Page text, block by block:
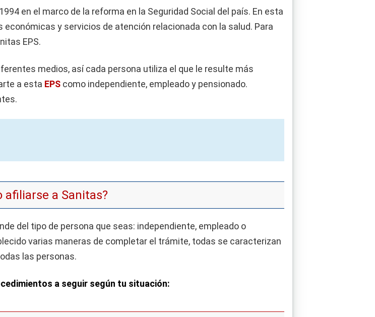
en el marco de la reforma en la Seguridad Social del país. En esta
y servicios de atención relacionada con la salud. Para
EPS.
medios, así cada persona utiliza el que le resulte más
a esta EPS como independiente, empleado y pensionado.
afiliarse a Sanitas?
del tipo de persona que seas: independiente, empleado o
varias maneras de completar el trámite, todas se caracterizan
las personas.
a seguir según tu situación: